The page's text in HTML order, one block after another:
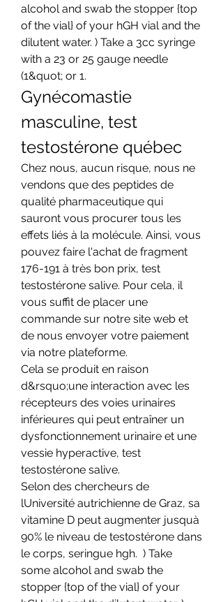
alcohol and swab the stopper {top
of the vial} of your hGH vial and the
dilutent water. ) Take a 3cc syringe
with a 23 or 25 gauge needle
(1&quot; or 1.
Gynécomastie
masculine, test
testostérone québec
Chez nous, aucun risque, nous ne
vendons que des peptides de
qualité pharmaceutique qui
sauront vous procurer tous les
effets liés à la molécule. Ainsi, vous
pouvez faire l'achat de fragment
176-191 à très bon prix, test
testostérone salive. Pour cela, il
vous suffit de placer une
commande sur notre site web et
de nous envoyer votre paiement
via notre plateforme.
Cela se produit en raison
d&rsquo;une interaction avec les
récepteurs des voies urinaires
inférieures qui peut entraîner un
dysfonctionnement urinaire et une
vessie hyperactive, test
testostérone salive.
Selon des chercheurs de
lUniversité autrichienne de Graz, sa
vitamine D peut augmenter jusquà
90% le niveau de testostérone dans
le corps, seringue hgh.  ) Take
some alcohol and swab the
stopper {top of the vial} of your